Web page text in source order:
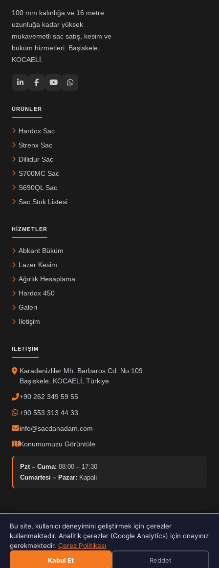
100 mm kalınlığa ve 16 metre
uzunluğa kadar yüksek
mukavemetli sac satış, kesim ve
büküm hizmetleri. Başiskele,
KOCAELİ.
ÜRÜNLER
Hardox Sac
Strenx Sac
Dillidur Sac
S700MC Sac
S690QL Sac
Sac Stok Listesi
HIZMETLER
Abkant Büküm
Lazer Kesim
Ağırlık Hesaplama
Hardox 450
Galeri
İletişim
İLETIŞIM
Karadenizliler Mh. Barbaros Cd. No:109
Başiskele, KOCAELİ, Türkiye
+90 262 349 59 55
+90 553 313 44 33
info@sacdanadam.com
Konumumuzu Görüntüle
Pzt – Cuma: 08:00 – 17:30
Cumartesi – Pazar: Kapalı
Hardox İşleme ISO Kalite 30kW Fiber Lazer
E-Katalog İndir 2026 PDF · 4.9 MB
Bu site, kullanıcı deneyimini geliştirmek için çerezler
kullanmaktadır. Analitik çerezler (Google Analytics) için onayınız
gerekmektedir. Çerez Politikası
Kabul Et
Reddet